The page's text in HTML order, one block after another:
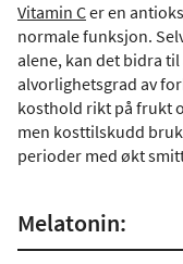
Vitamin Cer en
normale funksjon.
alene, kan det bidra
alvorlighetsgrad av
kosthold rikt på frukt
men kosttilskudd
perioder med økt
Melatonin: